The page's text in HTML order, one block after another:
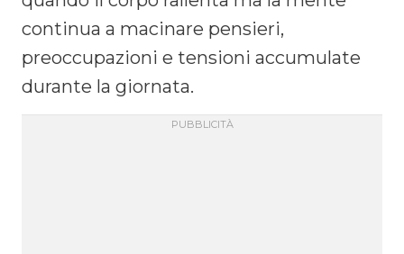
continua a macinare pensieri,
preoccupazioni e tensioni accumulate
durante la giornata.